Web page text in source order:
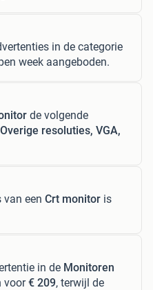
in de categorie
week aangeboden.
de volgende
resoluties, VGA,
van een Crt monitor is
in de Monitoren
voor€ 209, terwijl de